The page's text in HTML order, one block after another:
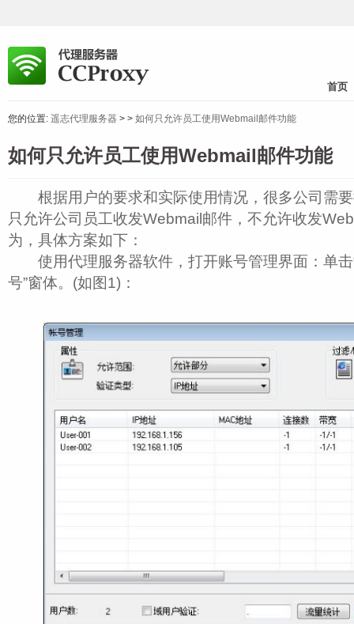
首页
您的位置: 遥志代理服务器 > > 如何只允许员工使用Webmail邮件功能
如何只允许员工使用Webmail邮件功能
根据用户的要求和实际使用情况，很多公司需要
只允许公司员工收发Webmail邮件，不允许收发
为，具体方案如下：
使用代理服务器软件，打开账号管理界面：单击“
号”窗体。(如图1)：